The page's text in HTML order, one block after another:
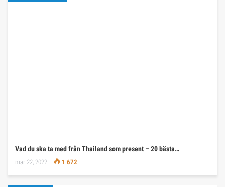
Vad du ska ta med från Thailand som present – 20 bästa…
mar 22, 2022 1 672